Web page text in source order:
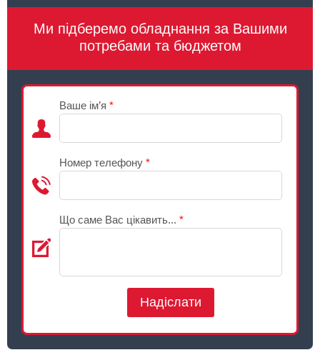
Ми підберемо обладнання за Вашими
потребами та бюджетом
Ваше ім’я *
Номер телефону *
Що саме Вас цікавить... *
Надіслати